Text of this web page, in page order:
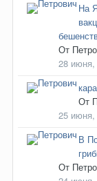
На
От
28 июня,
От
25 июня,
В
От